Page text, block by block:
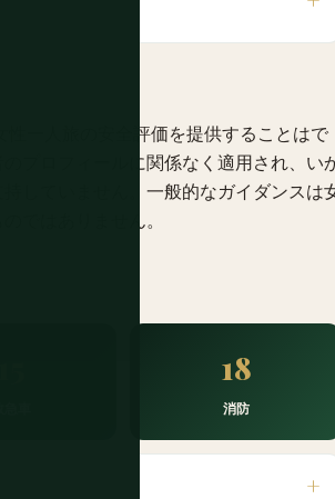
一人旅の安全評価を提供することはで
プロフィールに関係なく適用され、い
していません。一般的なガイダンスは
ではありません。
18
消防